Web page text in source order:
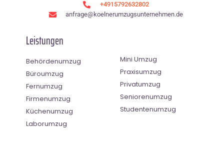
+4915792632802
anfrage@koelnerumzugsunternehmen.de
Leistungen
Behördenumzug
Büroumzug
Fernumzug
Firmenumzug
Küchenumzug
Laborumzug
Mini Umzug
Praxisumzug
Privatumzug
Seniorenumzug
Studentenumzug